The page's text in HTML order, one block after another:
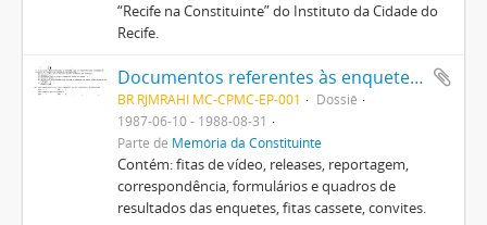
“Recife na Constituinte” do Instituto da Cidade do
Recife.
Documentos referentes às enquetes, pesquisas e aos eventos realizados pelo Centro Pró-Memória da Constituinte
BR RJMRAHI MC-CPMC-EP-001
Dossiê
1987-06-10 - 1988-08-31
Parte de Memória da Constituinte
Contém: fitas de vídeo, releases, reportagem,
correspondência, formulários e quadros de
resultados das enquetes, fitas cassete, convites.